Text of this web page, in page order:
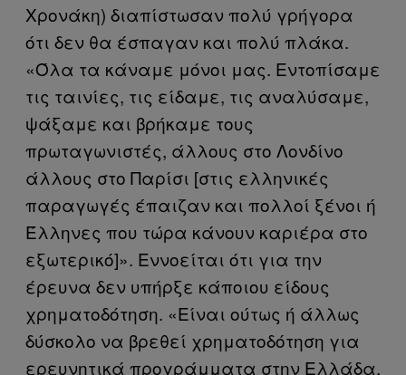
Χρονάκη) διαπίστωσαν πολύ γρήγορα
ότι δεν θα έσπαγαν και πολύ πλάκα.
«Όλα τα κάναμε μόνοι μας. Εντοπίσαμε
τις ταινίες, τις είδαμε, τις αναλύσαμε,
ψάξαμε και βρήκαμε τους
πρωταγωνιστές, άλλους στο Λονδίνο
άλλους στο Παρίσι [στις ελληνικές
παραγωγές έπαιζαν και πολλοί ξένοι ή
Έλληνες που τώρα κάνουν καριέρα στο
εξωτερικό]». Εννοείται ότι για την
έρευνα δεν υπήρξε κάποιου είδους
χρηματοδότηση. «Είναι ούτως ή άλλως
δύσκολο να βρεθεί χρηματοδότηση για
ερευνητικά προγράμματα στην Ελλάδα,